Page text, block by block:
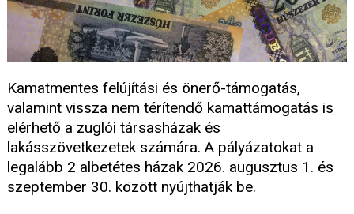
Kamatmentes felújítási és önerő-támogatás,
valamint vissza nem térítendő kamattámogatás is
elérhető a zuglói társasházak és
lakásszövetkezetek számára. A pályázatokat a
legalább 2 albetétes házak 2026. augusztus 1. és
szeptember 30. között nyújthatják be.